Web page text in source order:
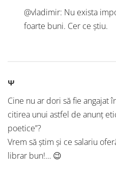
@vladimir: Nu exista
foarte buni. Cer ce știu.
Ψ
Cine nu ar dori să fie angajat
citirea unui astfel de anunţ
poetice”?
Vrem să ştim şi ce salariu
librar bun!… 😉